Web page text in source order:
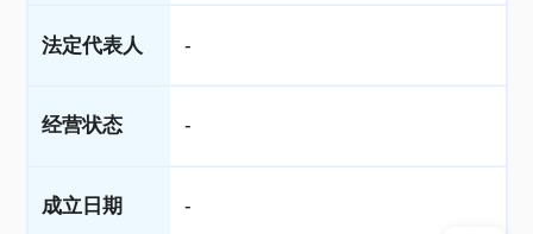
法定代表人 -
经营状态 -
成立日期 -